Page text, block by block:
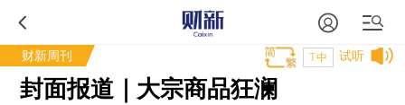
财新周刊 试听
T中
封面报道｜大宗商品狂澜